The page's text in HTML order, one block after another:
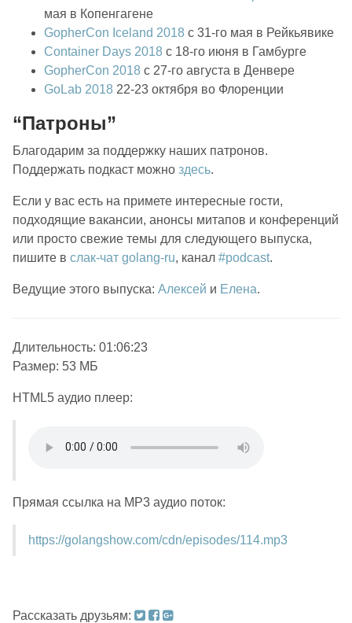
мая в Копенгагене
GopherCon Iceland 2018 c 31-го мая в Рейкьявике
Container Days 2018 с 18-го июня в Гамбурге
GopherCon 2018 с 27-го августа в Денвере
GoLab 2018 22-23 октября во Флоренции
“Патроны”
Благодарим за поддержку наших патронов.
Поддержать подкаст можно здесь.
Если у вас есть на примете интересные гости,
подходящие вакансии, анонсы митапов и конференций
или просто свежие темы для следующего выпуска,
пишите в слак-чат golang-ru, канал #podcast.
Ведущие этого выпуска: Алексей и Елена.
Длительность: 01:06:23
Размер: 53 МБ
HTML5 аудио плеер:
Прямая ссылка на MP3 аудио поток:
https://golangshow.com/cdn/episodes/114.mp3
Рассказать друзьям: